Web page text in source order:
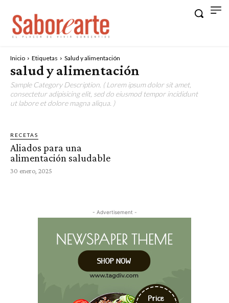
Inicio Etiquetas Salud y alimentación
salud y alimentación
Sample Category Description. ( Lorem ipsum dolor sit amet,
consectetur adipisicing elit, sed do eiusmod tempor incididunt
ut labore et dolore magna aliqua. )
RECETAS
Aliados para una
alimentación saludable
30 enero, 2025
- Advertisement -